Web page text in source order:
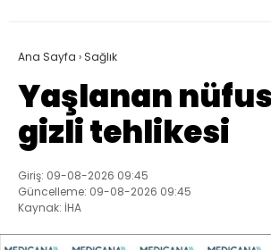
Ana Sayfa › Sağlık
Yaşlanan
gizli tehlikesi
Giriş: 09-08-2026 09:45
Güncelleme: 09-08-2026 09:45
Kaynak: İHA